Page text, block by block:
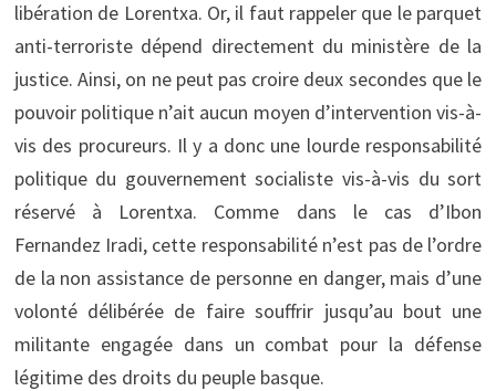
libération de Lorentxa. Or, il faut rappeler que le parquet
anti-terroriste dépend directement du ministère de la
justice. Ainsi, on ne peut pas croire deux secondes que le
pouvoir politique n’ait aucun moyen d’intervention vis-à-
vis des procureurs. Il y a donc une lourde responsabilité
politique du gouvernement socialiste vis-à-vis du sort
réservé à Lorentxa. Comme dans le cas d’Ibon
Fernandez Iradi, cette responsabilité n’est pas de l’ordre
de la non assistance de personne en danger, mais d’une
volonté délibérée de faire souffrir jusqu’au bout une
militante engagée dans un combat pour la défense
légitime des droits du peuple basque.